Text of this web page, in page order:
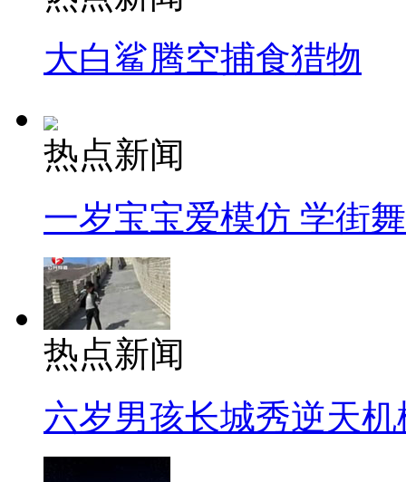
大白鲨腾空捕食猎物
热点新闻
一岁宝宝爱模仿 学街
热点新闻
六岁男孩长城秀逆天机